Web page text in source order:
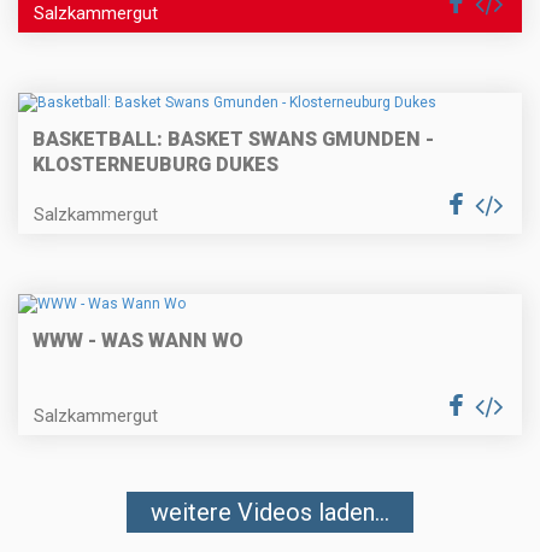
Salzkammergut
BASKETBALL: BASKET SWANS GMUNDEN -
KLOSTERNEUBURG DUKES
Salzkammergut
WWW - WAS WANN WO
Salzkammergut
weitere Videos laden...